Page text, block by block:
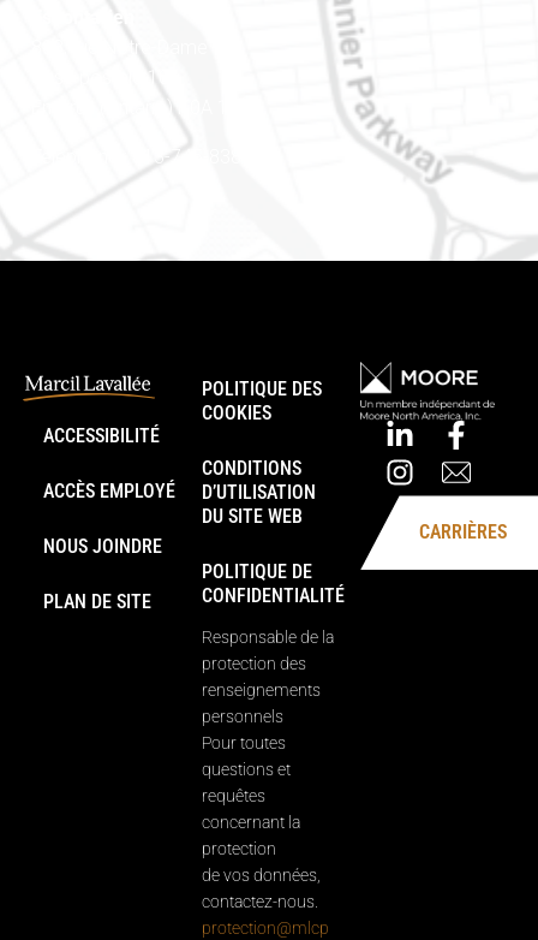
Est ontarien
888, rue Notre-Dame
Case postale 101
Embrun (Ontario) K0A 1W1
Téléphone : 613-745-8387
ACCESSIBILITÉ
ACCÈS EMPLOYÉ
NOUS JOINDRE
PLAN DE SITE
POLITIQUE DES
COOKIES
CONDITIONS
D’UTILISATION
DU SITE WEB
POLITIQUE DE
CONFIDENTIALITÉ
Responsable de la
protection des
renseignements
personnels
Pour toutes
questions et
requêtes
concernant la
protection
de vos données,
contactez-nous.
protection@mlcp
CARRIÈRES